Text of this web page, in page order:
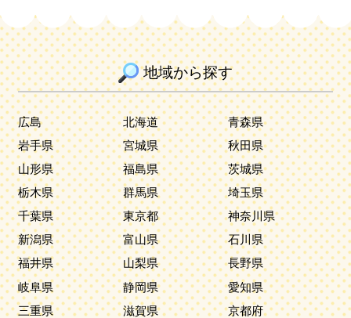
地域から探す
広島 北海道
青森県
岩手県
宮城県
秋田県
山形県
福島県
茨城県
栃木県
群馬県
埼玉県
千葉県
東京都
神奈川県
新潟県
富山県
石川県
福井県
山梨県
長野県
岐阜県
静岡県
愛知県
三重県
滋賀県
京都府